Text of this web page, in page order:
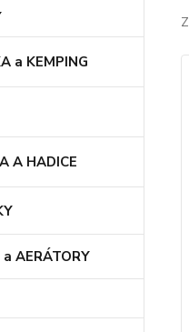
a KEMPING
A HADICE
a AERÁTORY